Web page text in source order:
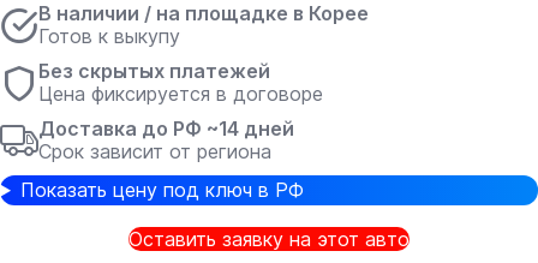
В наличии / на площадке в Корее
Готов к выкупу
Без скрытых платежей
Цена фиксируется в договоре
Доставка до РФ ~14 дней
Срок зависит от региона
Показать цену под ключ в РФ
Оставить заявку на этот авто